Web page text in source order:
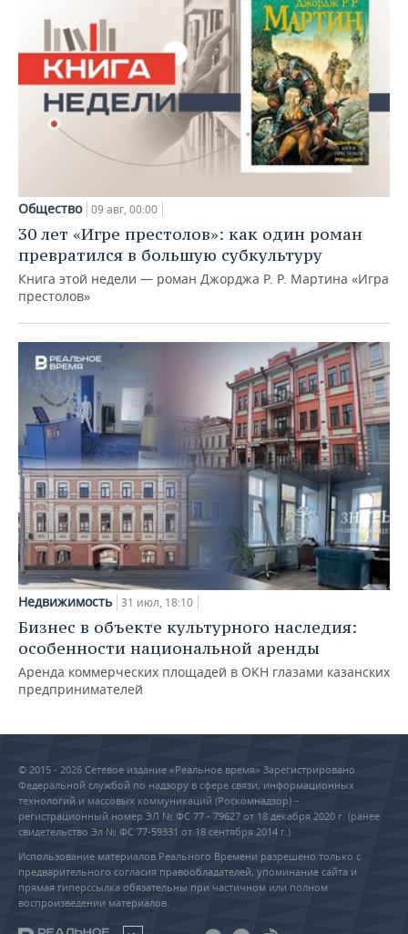
Общество 09 авг, 00:00
30 лет «Игре престолов»: как один роман
превратился в большую субкультуру
Книга этой недели — роман Джорджа Р. Р. Мартина «Игра
престолов»
Недвижимость 31 июл, 18:10
Бизнес в объекте культурного наследия:
особенности национальной аренды
Аренда коммерческих площадей в ОКН глазами казанских
предпринимателей
© 2015 - 2026 Сетевое издание «Реальное время» Зарегистрировано
Федеральной службой по надзору в сфере связи, информационных
технологий и массовых коммуникаций (Роскомнадзор) –
регистрационный номер ЭЛ № ФС 77 - 79627 от 18 декабря 2020 г. (ранее
свидетельство Эл № ФС 77-59331 от 18 сентября 2014 г.)
Использование материалов Реального Времени разрешено только с
предварительного согласия правообладателей, упоминание сайта и
прямая гиперссылка обязательны при частичном или полном
воспроизведении материалов.